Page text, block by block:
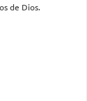
de Dios.